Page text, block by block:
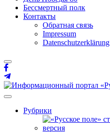
Бессмертный полк
Контакты
Обратная связь
Impressum
Datenschutzerklärung
Рубрики